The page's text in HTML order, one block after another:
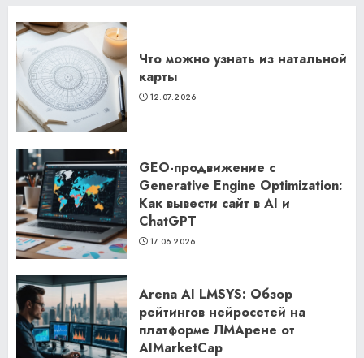
Что можно узнать из натальной
карты
12.07.2026
GEO-продвижение с
Generative Engine Optimization:
Как вывести сайт в AI и
ChatGPT
17.06.2026
Arena AI LMSYS: Обзор
рейтингов нейросетей на
платформе ЛМАрене от
AIMarketCap